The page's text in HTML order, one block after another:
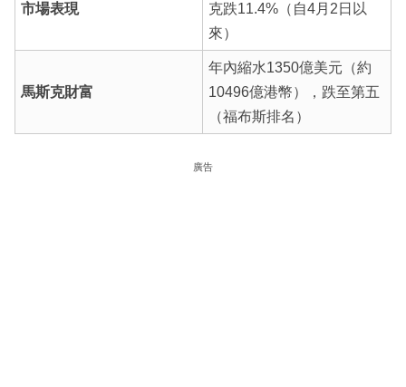
市場表現
克跌11.4%（自4月2日以
來）
馬斯克財富
年內縮水1350億美元（約
10496億港幣），跌至第五
（福布斯排名）
廣告